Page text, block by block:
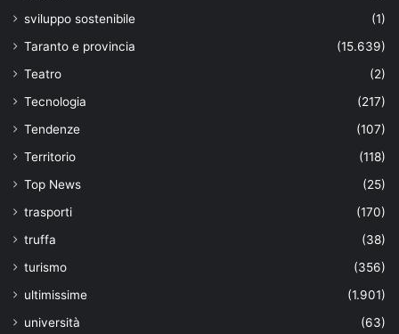
sviluppo sostenibile
(1)
Taranto e provincia
(15.639)
Teatro
(2)
Tecnologia
(217)
Tendenze
(107)
Territorio
(118)
Top News
(25)
trasporti
(170)
truffa
(38)
turismo
(356)
ultimissime
(1.901)
università
(63)